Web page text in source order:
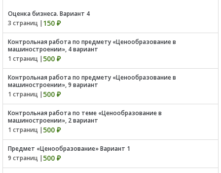
Оценка бизнеса. Вариант 4
3 страниц | 150 ₽
Контрольная работа по предмету «Ценообразование в
машиностроении», 4 вариант
1 страниц | 500 ₽
Контрольная работа по предмету «Ценообразование в
машиностроении», 9 вариант
1 страниц | 500 ₽
Контрольная работа по теме «Ценообразование в
машиностроении», 2 вариант
1 страниц | 500 ₽
Предмет «Ценообразование» Вариант 1
9 страниц | 500 ₽